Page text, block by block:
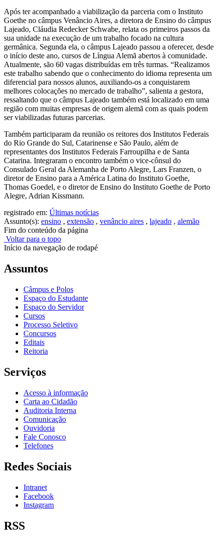
Após ter acompanhado a viabilização da parceria com o Instituto
Goethe no câmpus Venâncio Aires, a diretora de Ensino do câmpus
Lajeado, Cláudia Redecker Schwabe, relata os primeiros passos da
sua unidade na execução de um trabalho focado na cultura
germânica. Segunda ela, o câmpus Lajeado passou a oferecer, desde
o início deste ano, cursos de Língua Alemã abertos à comunidade.
Atualmente, são 60 vagas distribuídas em três turmas. “Realizamos
este trabalho sabendo que o conhecimento do idioma representa um
diferencial para nossos alunos, auxiliando-os a conquistarem
melhores colocações no mercado de trabalho”, salienta a gestora,
ressaltando que o câmpus Lajeado também está localizado em uma
região com muitas empresas de origem alemã com as quais podem
ser viabilizadas futuras parcerias.
Também participaram da reunião os reitores dos Institutos Federais
do Rio Grande do Sul, Catarinense e São Paulo, além de
representantes dos Institutos Federais Farroupilha e de Santa
Catarina. Integraram o encontro também o vice-cônsul do
Consulado Geral da Alemanha de Porto Alegre, Lars Franzen, o
diretor de Ensino para a América Latina do Instituto Goethe,
Thomas Goedel, e o diretor de Ensino do Instituto Goethe de Porto
Alegre, Adrian Kissmann.
registrado em: Últimas notícias
Assunto(s): ensino , extensão , venâncio aires , lajeado , alemão
Fim do conteúdo da página
Voltar para o topo
Início da navegação de rodapé
Assuntos
Câmpus e Polos
Espaço do Estudante
Espaço do Servidor
Cursos
Processo Seletivo
Concursos
Editais
Reitoria
Serviços
Acesso à informação
Carta ao Cidadão
Auditoria Interna
Comunicação
Ouvidoria
Fale Conosco
Telefones
Redes Sociais
Intranet
Facebook
Instagram
RSS